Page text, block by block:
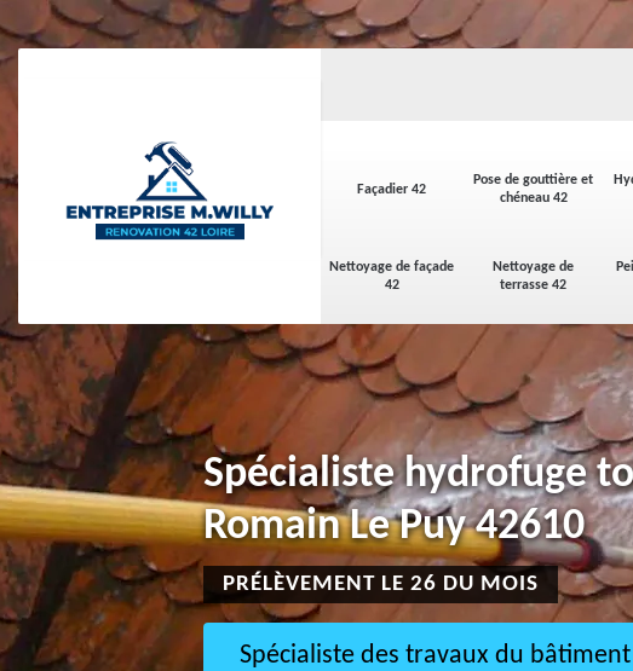
Façadier 42
Pose de gouttière et
chéneau 42
Nettoyage de façade
42
Nettoyage de
terrasse 42
Spécialiste hydrofuge
Romain Le Puy 42610
PRÉLÈVEMENT LE 26 DU MOIS
Spécialiste des travaux du bâtiment